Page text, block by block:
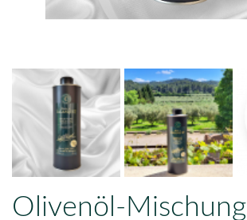
Olivenöl-Mischung